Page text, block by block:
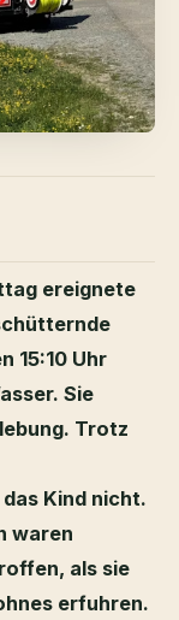
ereignete
15:10 Uhr
Sie
Trotz
Kind nicht.
waren
als sie
erfuhren.